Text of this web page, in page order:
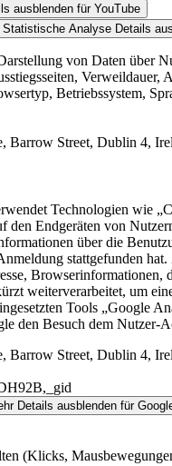
ausblenden für YouTube
Statistische Analyse Details
von Daten über
Betriebssystem,
Barrow Street, Dublin 4,
Technologien wie
den Endgeräten von
über die
stattgefunden
weiterverarbeitet, um
Tools „Google
den Besuch dem Nutzer-
Barrow Street, Dublin 4,
Details ausblenden für
(Klicks,